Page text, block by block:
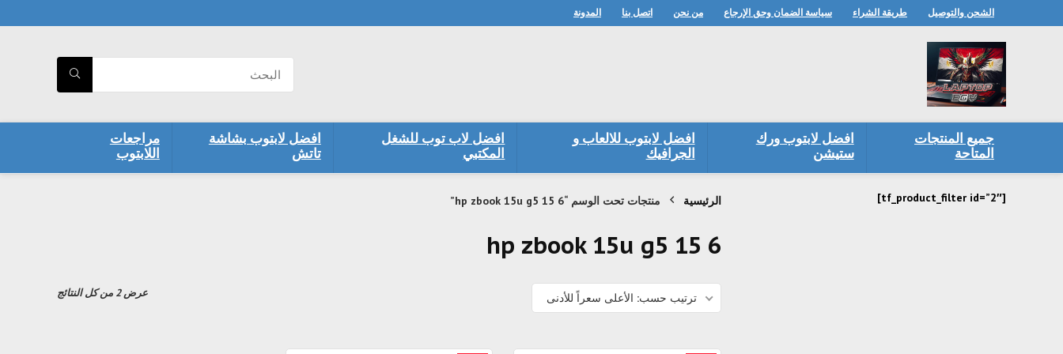
الشحن والتوصيل طريقة الشراء سياسة الضمان وحق الإرجاع من نحن اتصل بنا المدونة
جميع المنتجات
المتاحة
افضل لابتوب ورك
ستيشن
افضل لابتوب للالعاب و
الجرافيك
افضل لاب توب للشغل
المكتبي
افضل لابتوب بشاشة
تاتش
مراجعات
اللابتوب
الرئيسية منتجات تحت الوسم “hp zbook 15u g5 15 6”
hp zbook 15u g5 15 6
عرض ⁦2⁩ من كل النتائج ترتيب حسب: الأعلى سعراً للأدنى
[tf_product_filter id=”2″]